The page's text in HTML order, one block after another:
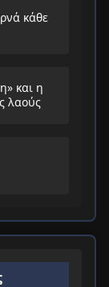
κάθε
και η
λαούς